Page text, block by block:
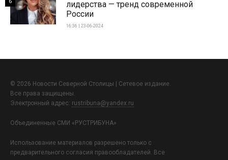
лидерства — тренд современной
России
16:36 | 23-06-2024
6
© 2026 Новости Северной Столицы | Сетевое издание.
Все права защищены.
Электронный адрес: rustribuna@yandex.ru
Объединенные СМИ «РУСТРИБУНА»
Использование материалов разрешено только с
предварительного согласия правообладателей. Все